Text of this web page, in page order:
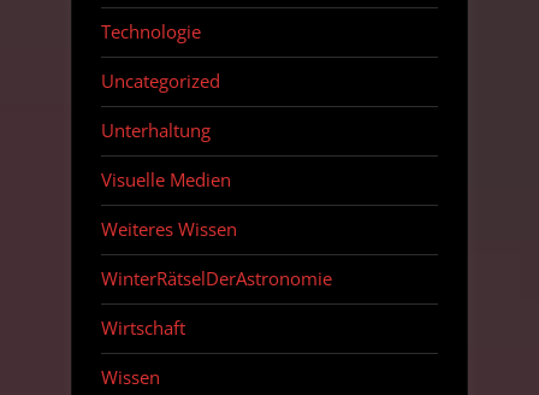
Technologie
Uncategorized
Unterhaltung
Visuelle Medien
Weiteres Wissen
WinterRätselDerAstronomie
Wirtschaft
Wissen